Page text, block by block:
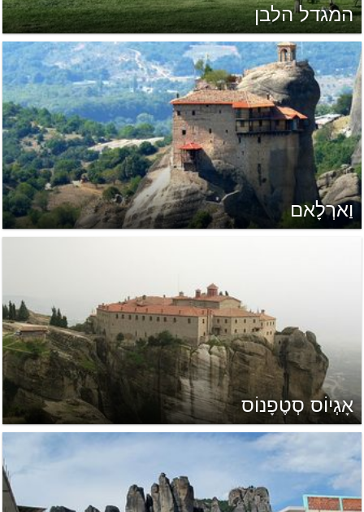
המגדל הלבן
וַארְלָאם
אָגְיוֹס סְטֶפָנוֹס